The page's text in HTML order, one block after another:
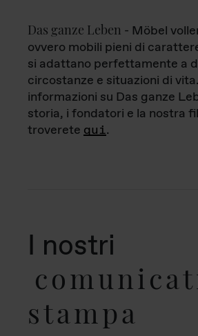
Das ganze Leben - Möbel
ovvero mobili pieni di
si adattano perfettamente a
circostanze e situazioni di
informazioni su Das ganze
storia, i fondatori e la nostra
troverete qui.
I nostri
stampa